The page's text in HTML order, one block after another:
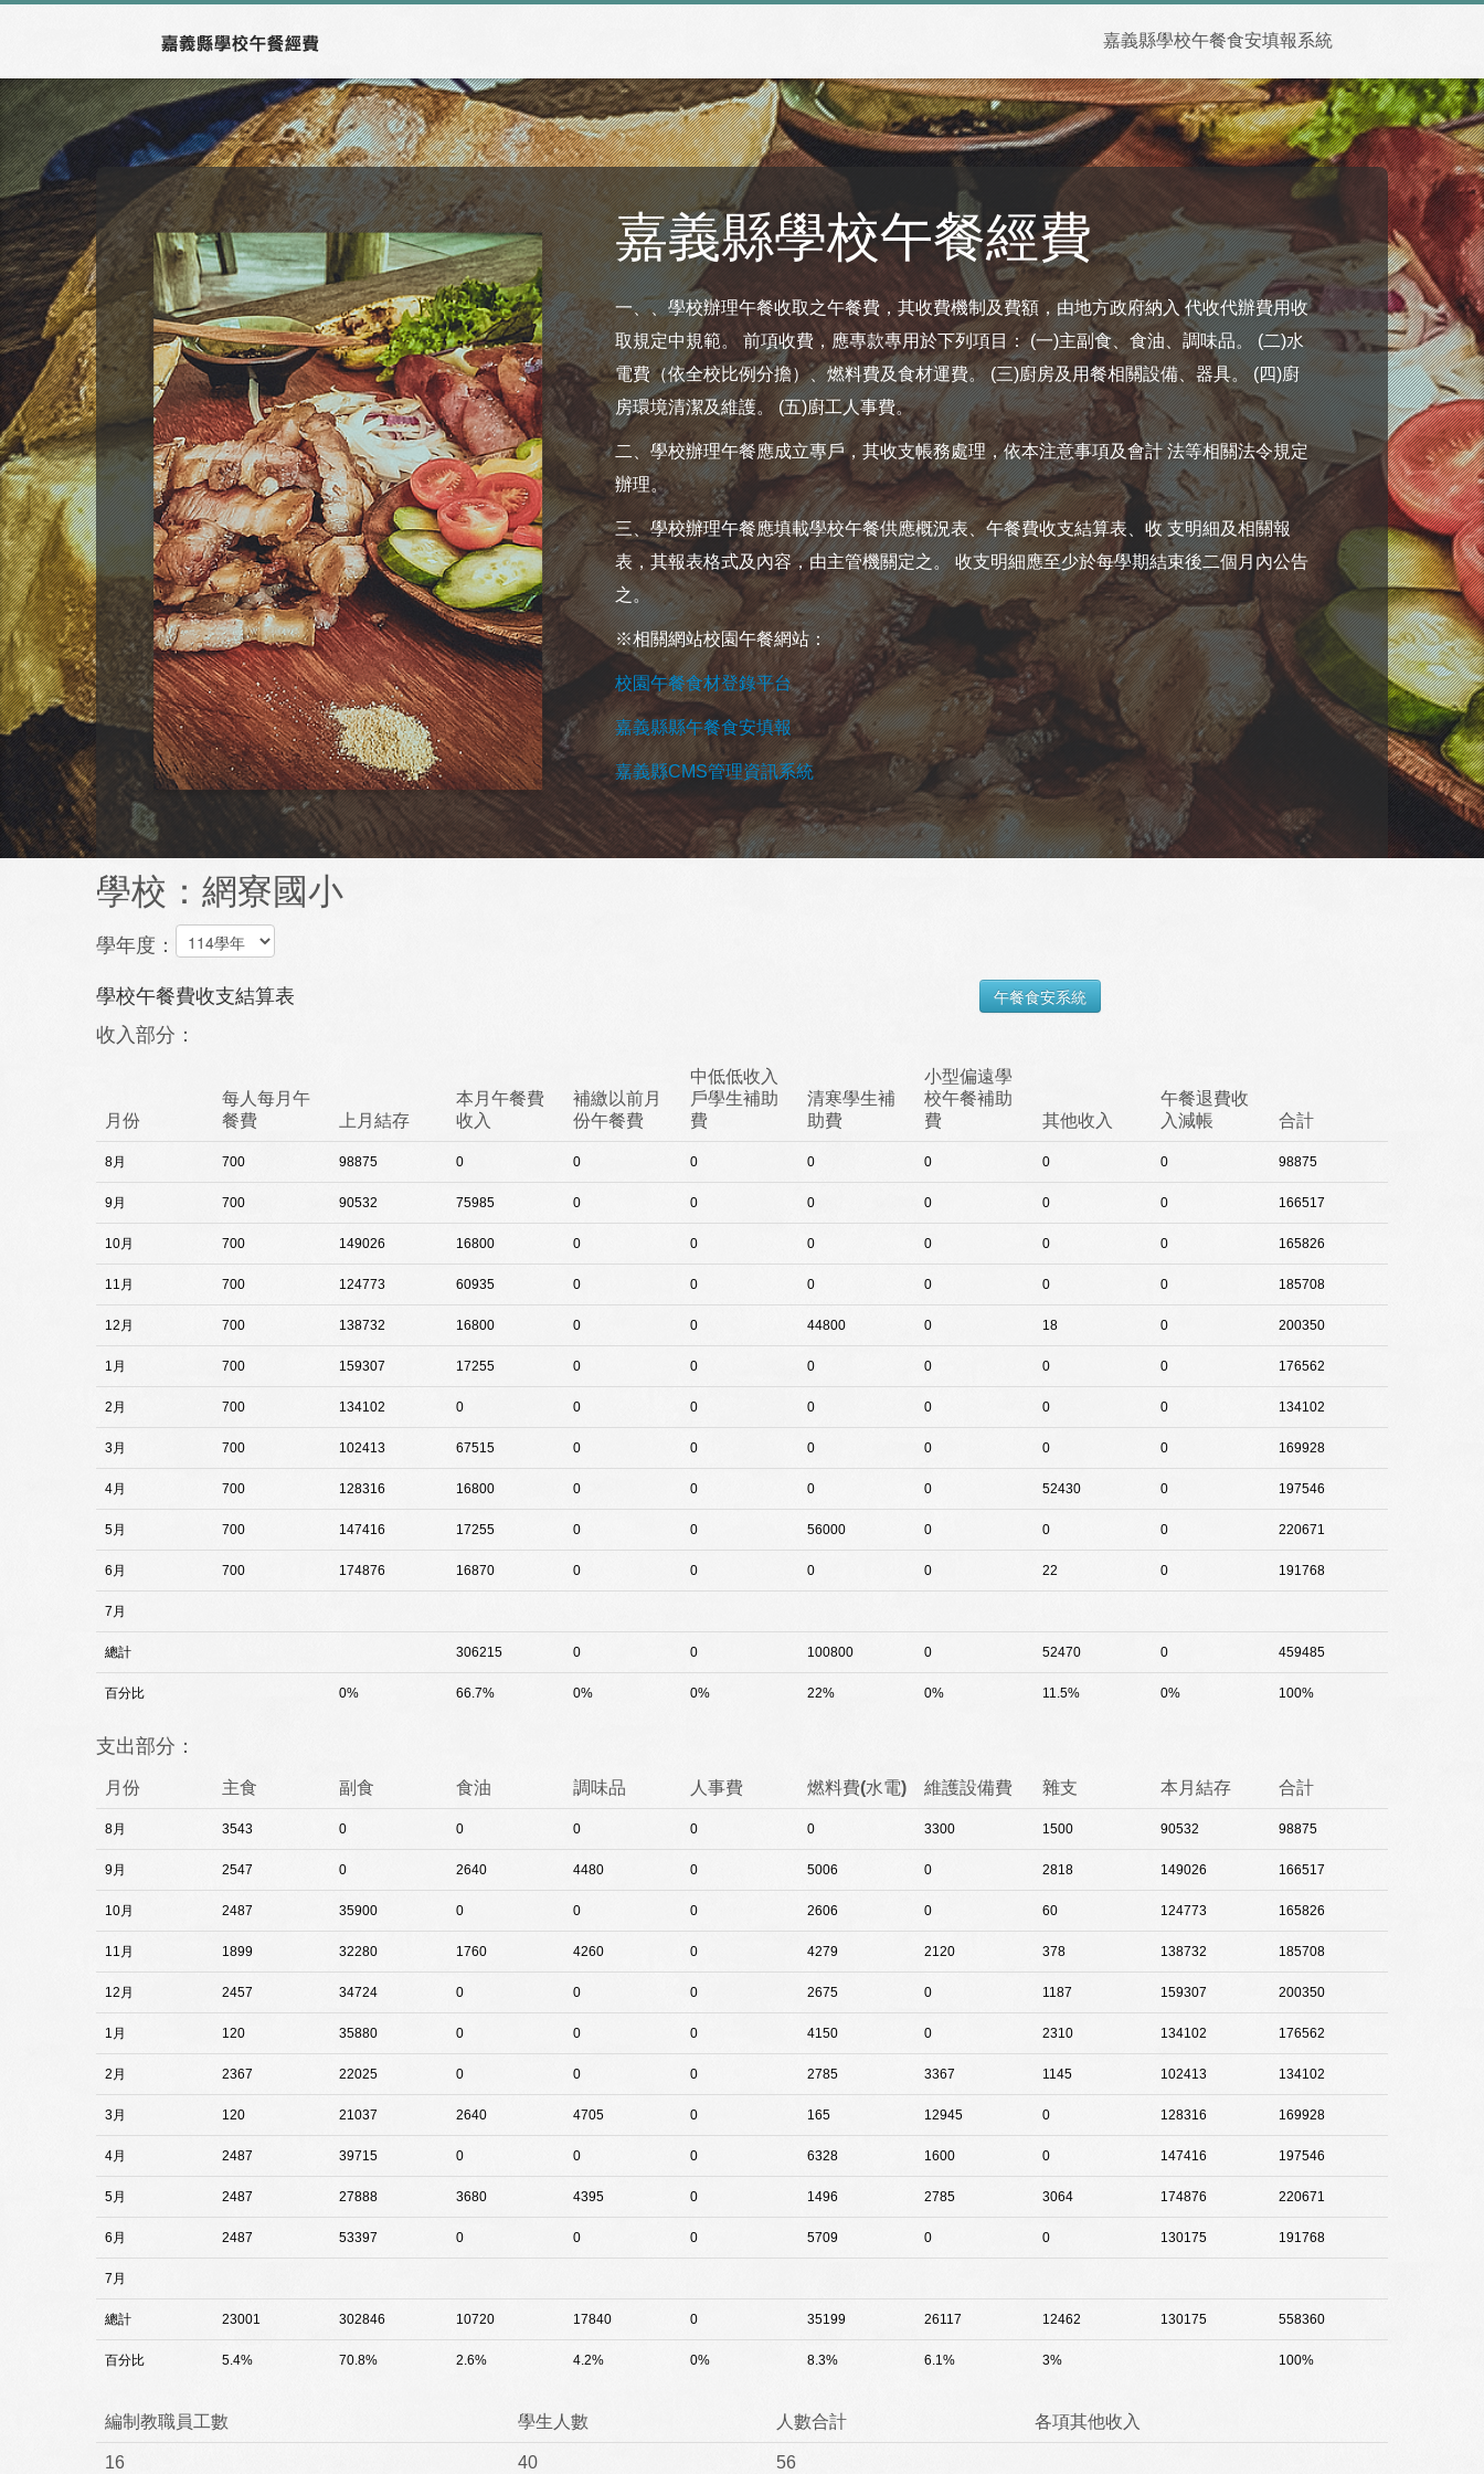
嘉義縣學校午餐食安填報系統
嘉義縣學校午餐經費
一、、學校辦理午餐收取之午餐費，其收費機制及費額，由地方政府納入 代收代辦費用收
取規定中規範。 前項收費，應專款專用於下列項目： (一)主副食、食油、調味品。 (二)水
電費（依全校比例分擔）、燃料費及食材運費。 (三)廚房及用餐相關設備、器具。 (四)廚
房環境清潔及維護。 (五)廚工人事費。
二、學校辦理午餐應成立專戶，其收支帳務處理，依本注意事項及會計 法等相關法令規定
辦理。
三、學校辦理午餐應填載學校午餐供應概況表、午餐費收支結算表、收 支明細及相關報
表，其報表格式及內容，由主管機關定之。 收支明細應至少於每學期結束後二個月內公告
之。
※相關網站校園午餐網站：
校園午餐食材登錄平台
嘉義縣縣午餐食安填報
嘉義縣CMS管理資訊系統
學校：網寮國小
學年度：
學校午餐費收支結算表
收入部分：
月份
每人每月午
餐費
上月結存
本月午餐費
收入
補繳以前月
份午餐費
中低低收入
戶學生補助
費
清寒學生補
助費
小型偏遠學
校午餐補助
費
其他收入
午餐退費收
入減帳
合計
8月 700 98875 0 0 0 0 0 0 0 98875
9月 700 90532 75985 0 0 0 0 0 0 166517
10月 700 149026 16800 0 0 0 0 0 0 165826
11月 700 124773 60935 0 0 0 0 0 0 185708
12月 700 138732 16800 0 0 44800 0 18 0 200350
1月 700 159307 17255 0 0 0 0 0 0 176562
2月 700 134102 0 0 0 0 0 0 0 134102
3月 700 102413 67515 0 0 0 0 0 0 169928
4月 700 128316 16800 0 0 0 0 52430 0 197546
5月 700 147416 17255 0 0 56000 0 0 0 220671
6月 700 174876 16870 0 0 0 0 22 0 191768
7月
總計 306215 0 0 100800 0 52470 0 459485
百分比 0% 66.7% 0% 0% 22% 0% 11.5% 0% 100%
支出部分：
月份 主食 副食 食油 調味品 人事費 燃料費(水電) 維護設備費 雜支 本月結存 合計
8月 3543 0 0 0 0 0 3300 1500 90532 98875
9月 2547 0 2640 4480 0 5006 0 2818 149026 166517
10月 2487 35900 0 0 0 2606 0 60 124773 165826
11月 1899 32280 1760 4260 0 4279 2120 378 138732 185708
12月 2457 34724 0 0 0 2675 0 1187 159307 200350
1月 120 35880 0 0 0 4150 0 2310 134102 176562
2月 2367 22025 0 0 0 2785 3367 1145 102413 134102
3月 120 21037 2640 4705 0 165 12945 0 128316 169928
4月 2487 39715 0 0 0 6328 1600 0 147416 197546
5月 2487 27888 3680 4395 0 1496 2785 3064 174876 220671
6月 2487 53397 0 0 0 5709 0 0 130175 191768
7月
總計 23001 302846 10720 17840 0 35199 26117 12462 130175 558360
百分比 5.4% 70.8% 2.6% 4.2% 0% 8.3% 6.1% 3% 100%
編制教職員工數 學生人數 人數合計 各項其他收入
16 40 56